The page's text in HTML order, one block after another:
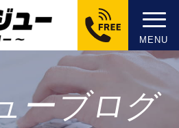
MENU
ーブログ